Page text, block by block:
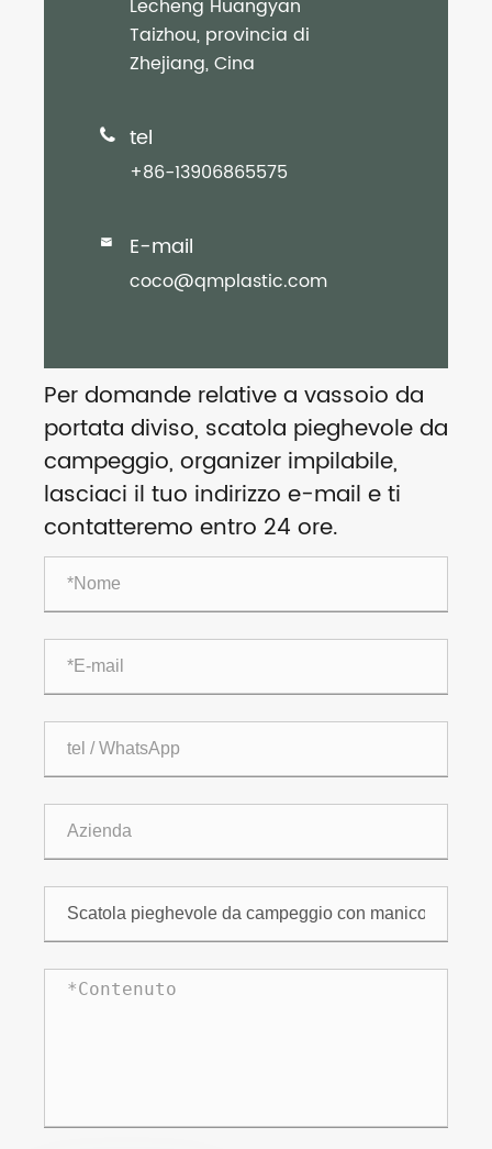
Lecheng Huangyan
Taizhou, provincia di
Zhejiang, Cina
 tel
+86-13906865575
 E-mail
coco@qmplastic.com
Per domande relative a vassoio da
portata diviso, scatola pieghevole da
campeggio, organizer impilabile,
lasciaci il tuo indirizzo e-mail e ti
contatteremo entro 24 ore.